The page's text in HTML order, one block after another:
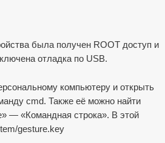
была получен ROOT доступ и
отладка по USB.
компьютеру и открыть
cmd. Также её можно найти
— «Командная строка». В этой
gesture.key